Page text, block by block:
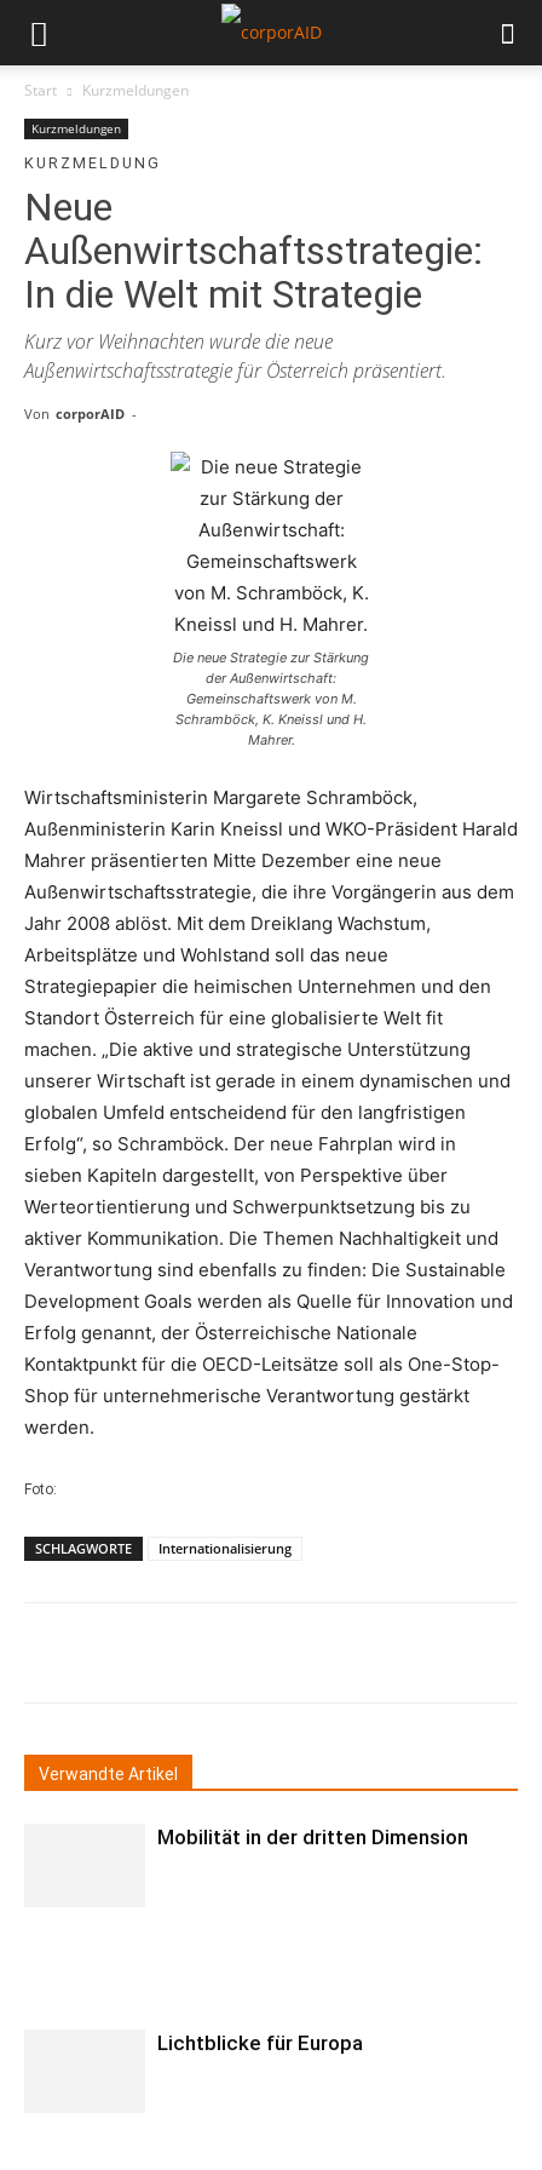
Start Kurzmeldungen
Kurzmeldungen
KURZMELDUNG
Neue
Außenwirtschaftsstrategie:
In die Welt mit Strategie
Kurz vor Weihnachten wurde die neue
Außenwirtschaftsstrategie für Österreich präsentiert.
Von corporAID -
Die neue Strategie zur Stärkung
der Außenwirtschaft:
Gemeinschaftswerk von M.
Schramböck, K. Kneissl und H.
Mahrer.
Wirtschaftsministerin Margarete Schramböck,
Außenministerin Karin Kneissl und WKO-Präsident Harald
Mahrer präsentierten Mitte Dezember eine neue
Außenwirtschaftsstrategie, die ihre Vorgängerin aus dem
Jahr 2008 ablöst. Mit dem Dreiklang Wachstum,
Arbeitsplätze und Wohlstand soll das neue
Strategiepapier die heimischen Unternehmen und den
Standort Österreich für eine globalisierte Welt fit
machen. „Die aktive und strategische Unterstützung
unserer Wirtschaft ist gerade in einem dynamischen und
globalen Umfeld entscheidend für den langfristigen
Erfolg“, so Schramböck. Der neue Fahrplan wird in
sieben Kapiteln dargestellt, von Perspektive über
Werteortientierung und Schwerpunktsetzung bis zu
aktiver Kommunikation. Die Themen Nachhaltigkeit und
Verantwortung sind ebenfalls zu finden: Die Sustainable
Development Goals werden als Quelle für Innovation und
Erfolg genannt, der Österreichische Nationale
Kontaktpunkt für die OECD-Leitsätze soll als One-Stop-
Shop für unternehmerische Verantwortung gestärkt
werden.
Foto:
SCHLAGWORTE Internationalisierung
Verwandte Artikel
Mobilität in der dritten Dimension
Lichtblicke für Europa